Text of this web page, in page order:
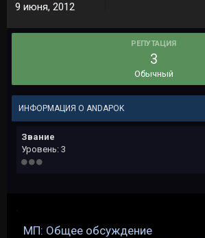
9 июня, 2012
РЕПУТАЦИЯ
3
Обычный
ИНФОРМАЦИЯ О ANDAPOK
Звание
Уровень: 3
МП: Общее обсуждение